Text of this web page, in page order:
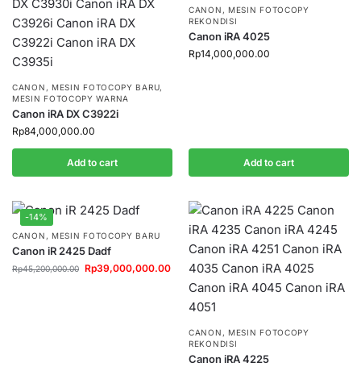
CANON , MESIN FOTOCOPY BARU,
MESIN FOTOCOPY WARNA
Canon iRA DX C3922i
Rp84,000,000.00
Add to cart
CANON , MESIN FOTOCOPY
REKONDISI
Canon iRA 4025
Rp14,000,000.00
Add to cart
-14%
CANON , MESIN FOTOCOPY BARU
Canon iR 2425 Dadf
Rp45,200,000.00 Rp39,000,000.00
CANON , MESIN FOTOCOPY
REKONDISI
Canon iRA 4225